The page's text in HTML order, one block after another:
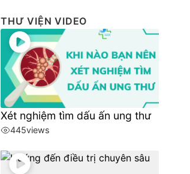
THƯ VIỆN VIDEO
Xét nghiệm tìm dấu ấn ung thư
445views